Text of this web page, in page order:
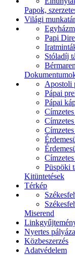
Papok,
Világi
Papi
Stóladíj
Apostoli
Pápai
Pápai
Püspöki
Kitüntetések
Térkép
Miserend
Nyertes
Közbeszerzés
Adatvédelem